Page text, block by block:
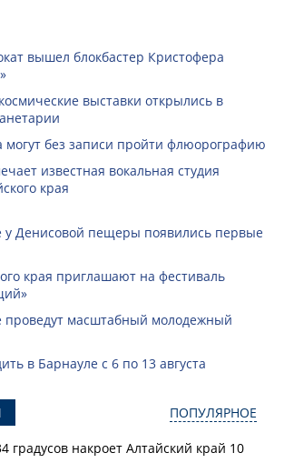
вышел блокбастер Кристофера
выставки открылись в
могут без записи пройти флюорографию
известная вокальная студия
края
у Денисовой пещеры появились первые
края приглашают на фестиваль
проведут масштабный молодежный
в Барнауле с 6 по 13 августа
ПОПУЛЯРНОЕ
градусов накроет Алтайский край 10